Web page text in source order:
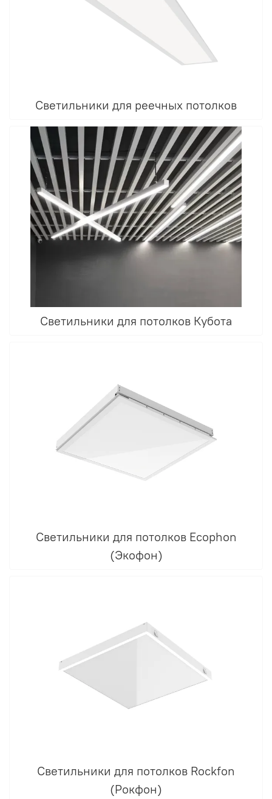
Светильники для реечных потолков
Светильники для потолков Кубота
Светильники для потолков Ecophon
(Экофон)
Светильники для потолков Rockfon
(Рокфон)